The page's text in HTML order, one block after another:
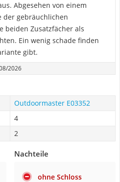
Abgesehen von einem
der gebräuchlichen
beiden Zusatzfächer als
Ein wenig schade finden
gibt.
2026
Outdoormaster E03352
4
2
Nachteile
ohne Schloss